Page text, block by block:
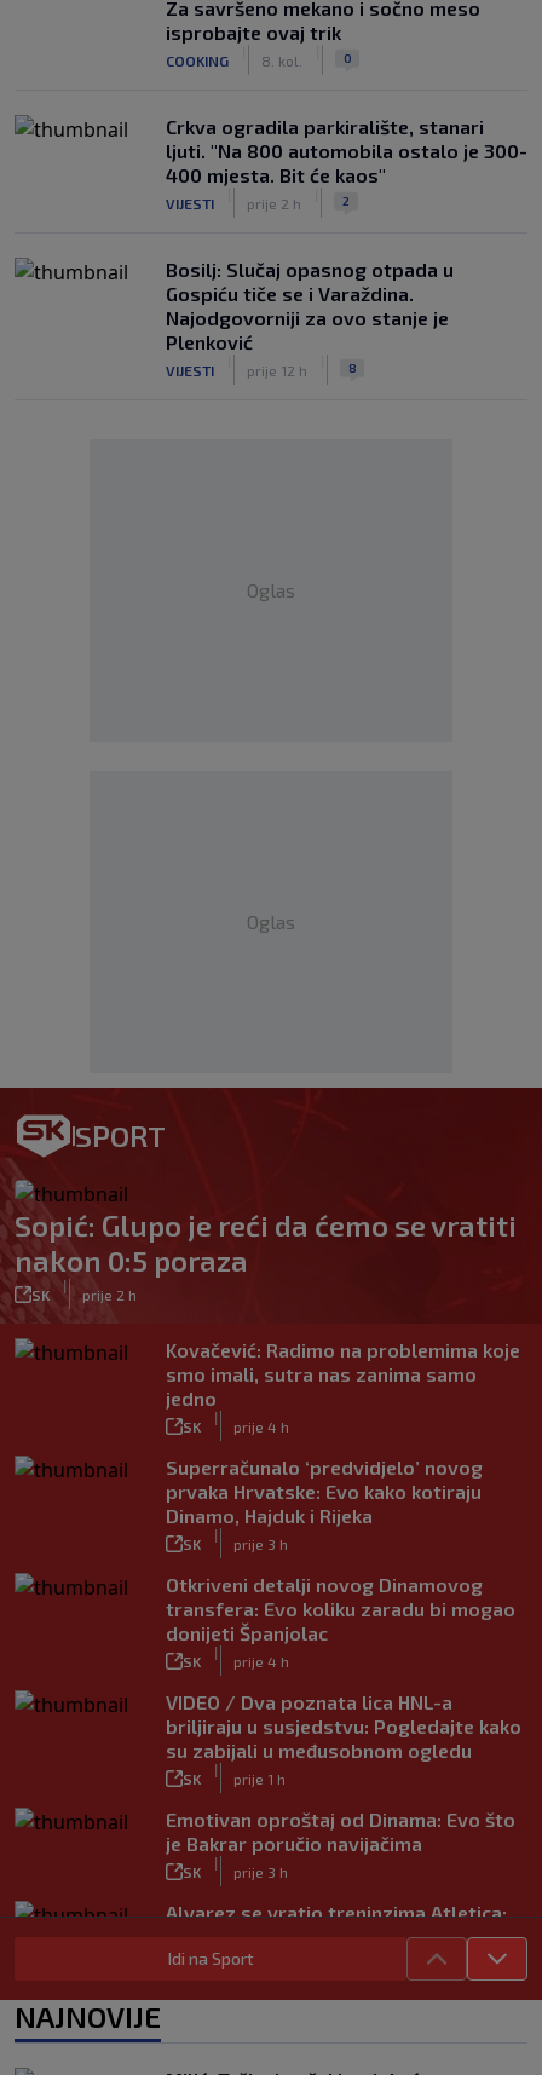
Za savršeno mekano i sočno meso
isprobajte ovaj trik
COOKING 8. kol. 0
Crkva ogradila parkiralište, stanari
ljuti. "Na 800 automobila ostalo je 300-
400 mjesta. Bit će kaos"
VIJESTI prije 2 h 2
Bosilj: Slučaj opasnog otpada u
Gospiću tiče se i Varaždina.
Najodgovorniji za ovo stanje je
Plenković
VIJESTI prije 12 h 8
Oglas
Oglas
SPORT
Sopić: Glupo je reći da ćemo se vratiti
nakon 0:5 poraza
SK
|
prije 2 h
Kovačević: Radimo na problemima koje
smo imali, sutra nas zanima samo
jedno
SK
|
prije 4 h
Superračunalo ‘predvidjelo’ novog
prvaka Hrvatske: Evo kako kotiraju
Dinamo, Hajduk i Rijeka
SK
|
prije 3 h
Otkriveni detalji novog Dinamovog
transfera: Evo koliku zaradu bi mogao
donijeti Španjolac
SK
|
prije 4 h
VIDEO / Dva poznata lica HNL-a
briljiraju u susjedstvu: Pogledajte kako
su zabijali u međusobnom ogledu
SK
|
prije 1 h
Emotivan oproštaj od Dinama: Evo što
je Bakrar poručio navijačima
SK
|
prije 3 h
Alvarez se vratio treninzima Atletica:
Dočekala ga je jasna poruka
SK
|
prije 2 h
Mourinho kvari posao Englezima? Za
Idi na Sport
NAJNOVIJE